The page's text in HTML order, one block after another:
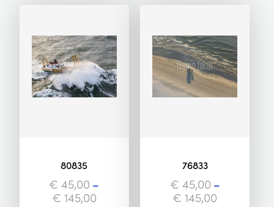
80835
€ 45,00 –
€ 145,00
76833
€ 45,00 –
€ 145,00